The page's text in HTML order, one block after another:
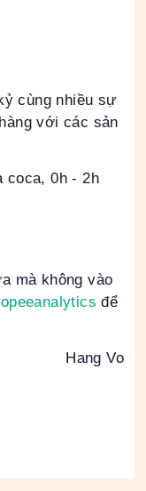
cùng nhiều sự
với các sản
coca, 0h - 2h
mà không vào
để
Hang Vo